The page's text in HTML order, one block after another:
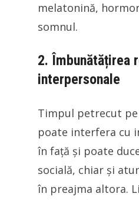
melatonină,
somnul.
2. Îmbunătățirea
interpersonale
Timpul petrecut
poate interfera cu
în față și poate
socială, chiar și
în preajma altora.